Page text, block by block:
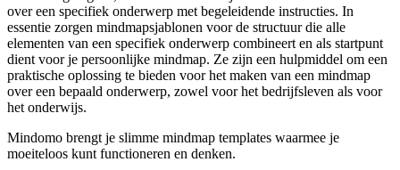
over een specifiek onderwerp met begeleidende instructies. In
essentie zorgen mindmapsjablonen voor de structuur die alle
elementen van een specifiek onderwerp combineert en als startpunt
dient voor je persoonlijke mindmap. Ze zijn een hulpmiddel om een
praktische oplossing te bieden voor het maken van een mindmap
over een bepaald onderwerp, zowel voor het bedrijfsleven als voor
het onderwijs.
Mindomo brengt je slimme mindmap templates waarmee je
moeiteloos kunt functioneren en denken.